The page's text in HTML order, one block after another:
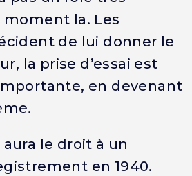
la. Les
de lui donner le
la prise d’essai est
en devenant
le droit à un
en 1940.